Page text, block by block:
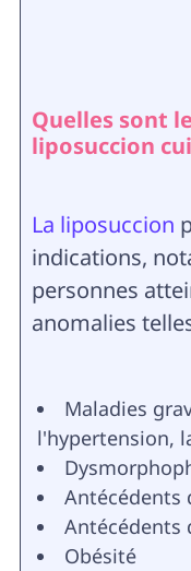
Quelles sont
liposuccion
La liposuccion
indications,
personnes
anomalies
Maladies
l'hypertension,
Antécédents
Antécédents
Obésité